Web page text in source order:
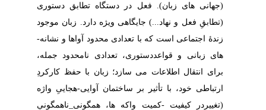
(جهانی­ های زبان). فعل در دستگاه تطابق دستوری
(تطابقِ فعل و نهاد...) جایگاهی ویژه­ دارد. زبان موجود
زندۀ اجتماعی است که با تعدادی محدود آواها و نشانه­
های زبانی و قواعددستوری، تعدادی نامحدود جمله،
برای انتقال اطلاعات می ­سازد؛ زبان با حفظ کارکردِ
ارتباطی خود، با تأثیر بر ساختمان آوایی-هجاییِ واژه
(تغییردر کیفیت -کمیت واکه ­ها، همگونی_ناهمگونیِ